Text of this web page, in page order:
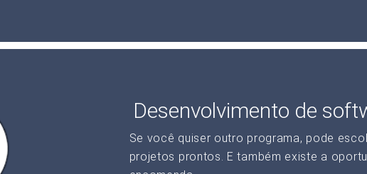
Desenvolvimento de
Se você quiser outro programa, pode
projetos prontos. E também existe a